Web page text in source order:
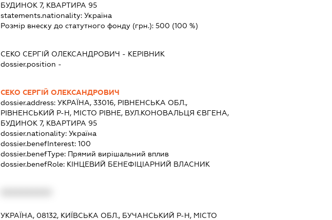
БУДИНОК 7, КВАРТИРА 95
statements.nationality: Україна
Розмір внеску до статутного фонду (грн.): 500 (100 %)
СЕКО СЕРГІЙ ОЛЕКСАНДРОВИЧ - КЕРІВНИК
dossier.position -
СЕКО СЕРГІЙ ОЛЕКСАНДРОВИЧ
dossier.address: УКРАЇНА, 33016, РІВНЕНСЬКА ОБЛ.,
РІВНЕНСЬКИЙ Р-Н, МІСТО РІВНЕ, ВУЛ.КОНОВАЛЬЦЯ ЄВГЕНА,
БУДИНОК 7, КВАРТИРА 95
dossier.nationality: Україна
dossier.benefInterest: 100
dossier.benefType: Прямий вирішальний вплив
dossier.benefRole: КІНЦЕВИЙ БЕНЕФІЦІАРНИЙ ВЛАСНИК
УКРАЇНА, 08132, КИЇВСЬКА ОБЛ., БУЧАНСЬКИЙ Р-Н, МІСТО